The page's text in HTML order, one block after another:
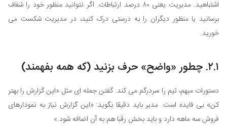
اشتباهید. مدیریت یعنی ۸۰ درصد ارتباطات. اگر نتوانید منظور خود را شفاف
برسانید یا منظور دیگران را به درستی درک کنید، در مدیریت شکست می
خورید.
۲.۱. چطور «واضح» حرف بزنید (که همه بفهمند)
دستورات مبهم، تیم را سردرگم می کند. گفتن جمله ای مثل «این گزارش را بهتر
کن» بی فایده است. مدیر باید دقیقا بگوید: «این گزارش نیاز به نمودارهای
فروش سه ماهه دارد و باید بخش رقبا هم به آن اضافه شود.»